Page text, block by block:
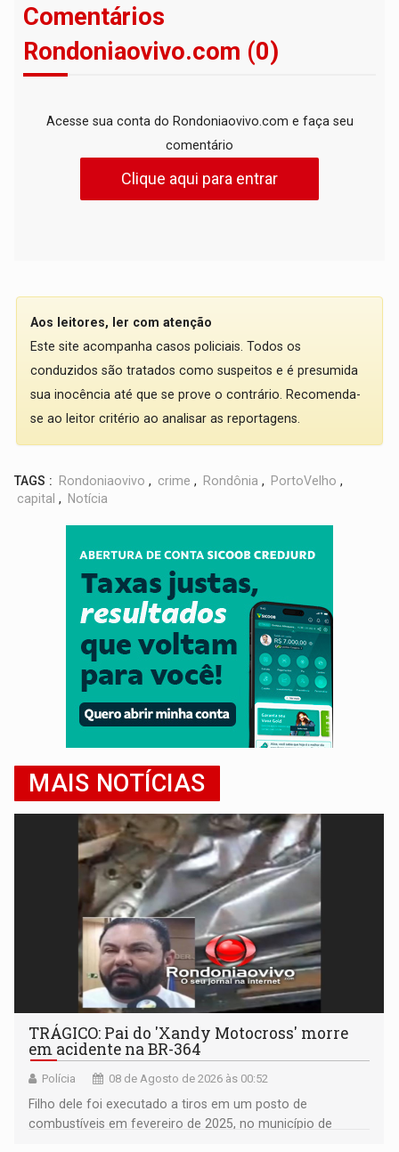
Comentários
Rondoniaovivo.com (0)
Acesse sua conta do Rondoniaovivo.com e faça seu
comentário
Clique aqui para entrar
Aos leitores, ler com atenção
Este site acompanha casos policiais. Todos os
conduzidos são tratados como suspeitos e é presumida
sua inocência até que se prove o contrário. Recomenda-
se ao leitor critério ao analisar as reportagens.
TAGS : Rondoniaovivo , crime , Rondônia , PortoVelho ,
capital , Notícia
MAIS NOTÍCIAS
TRÁGICO: Pai do 'Xandy Motocross' morre
em acidente na BR-364
Polícia 08 de Agosto de 2026 às 00:52
Filho dele foi executado a tiros em um posto de
combustíveis em fevereiro de 2025, no município de